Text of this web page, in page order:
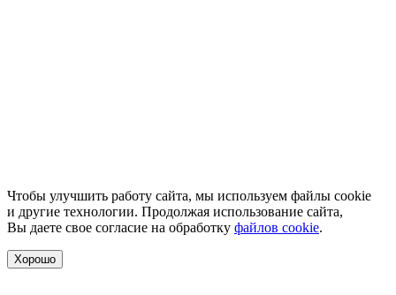
Чтобы улучшить работу сайта, мы используем файлы cookie
и другие технологии. Продолжая использование сайта,
Вы даете свое согласие на обработку файлов cookie.
Хорошо